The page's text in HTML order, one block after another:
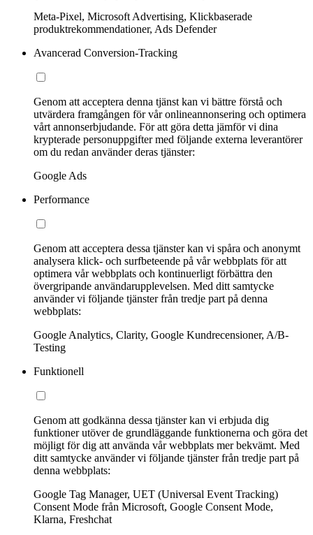
Meta-Pixel, Microsoft Advertising, Klickbaserade
produktrekommendationer, Ads Defender
Avancerad Conversion-Tracking
Genom att acceptera denna tjänst kan vi bättre förstå och
utvärdera framgången för vår onlineannonsering och optimera
vårt annonserbjudande. För att göra detta jämför vi dina
krypterade personuppgifter med följande externa leverantörer
om du redan använder deras tjänster:
Google Ads
Performance
Genom att acceptera dessa tjänster kan vi spåra och anonymt
analysera klick- och surfbeteende på vår webbplats för att
optimera vår webbplats och kontinuerligt förbättra den
övergripande användarupplevelsen. Med ditt samtycke
använder vi följande tjänster från tredje part på denna
webbplats:
Google Analytics, Clarity, Google Kundrecensioner, A/B-
Testing
Funktionell
Genom att godkänna dessa tjänster kan vi erbjuda dig
funktioner utöver de grundläggande funktionerna och göra det
möjligt för dig att använda vår webbplats mer bekvämt. Med
ditt samtycke använder vi följande tjänster från tredje part på
denna webbplats:
Google Tag Manager, UET (Universal Event Tracking)
Consent Mode från Microsoft, Google Consent Mode,
Klarna, Freshchat